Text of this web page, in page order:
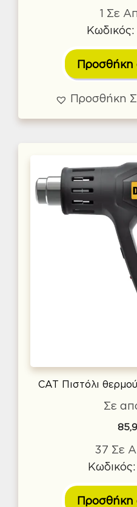
1 Σε
Προσθήκη
Προσθήκη
CAT Πιστόλι
Σε
37 Σε
Προσθήκη